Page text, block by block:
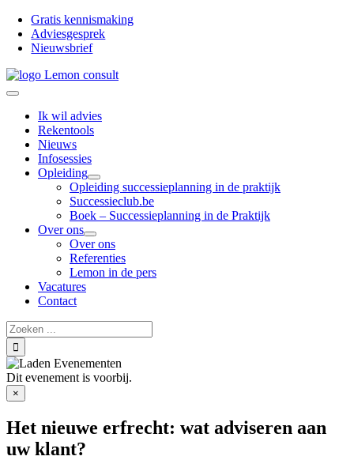
Ga
naar
inhoud
Gratis kennismaking
Adviesgesprek
Nieuwsbrief
Toggle
NavigationIk wil advies
Rekentools
Nieuws
Infosessies
Opleiding
Opleiding successieplanning in de praktijk
Successieclub.be
Boek – Successieplanning in de Praktijk
Over ons
Over ons
Referenties
Lemon in de pers
Vacatures
Contact
Zoeken
naar:
Dit evenement is voorbij.
×
Het nieuwe erfrecht: wat adviseren aan
uw klant?